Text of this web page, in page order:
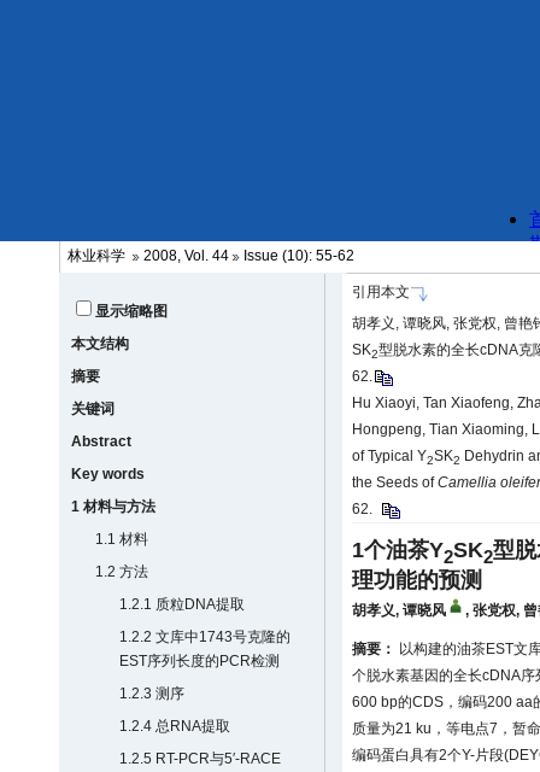
林业科学 2008, Vol. 44 Issue (10): 55-62
显示缩略图
本文结构
摘要
关键词
Abstract
Key words
1 材料与方法
1.1 材料
1.2 方法
1.2.1 质粒DNA提取
1.2.2 文库中1743号克隆的
EST序列长度的PCR检测
1.2.3 测序
1.2.4 总RNA提取
1.2.5 RT-PCR与5′-RACE
引用本文
胡孝义, 谭晓风, 张党权, 曾
SK2型脱水素的全长cDNA克
62.
Hu Xiaoyi, Tan Xiaofeng,
Hongpeng, Tian Xiaoming,
of Typical Y2SK2 Dehydrin
the Seeds ofCamellia
62.
1个油茶Y2SK2型
理功能的预测
胡孝义, 谭晓风 , 张党权,
摘要：
以构建的油茶EST文
个脱水素基因的全长cDNA
600 bp的CDS，编码200 aa
质量为21 ku，等电点7，暂
编码蛋白具有2个Y-片段